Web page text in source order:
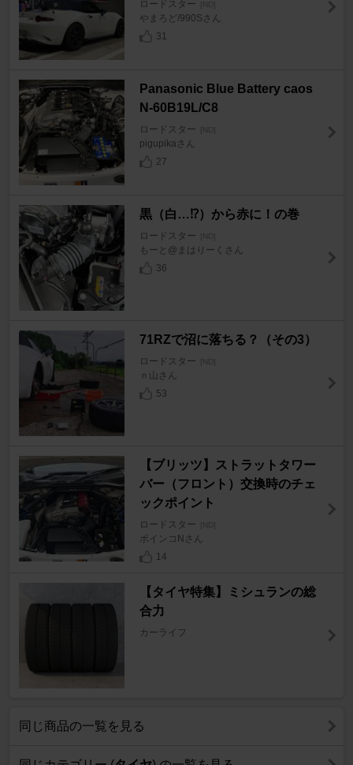
ロードスター [ND]
やまろど/990Sさん
31
Panasonic Blue Battery caos
N-60B19L/C8
ロードスター [ND]
pigupikaさん
27
黒（白…⁉）から赤に！の巻
ロードスター [ND]
もーと@まはりーくさん
36
71RZで沼に落ちる？（その3）
ロードスター [ND]
ｎ山さん
53
【ブリッツ】ストラットタワー
バー（フロント）交換時のチェ
ックポイント
ロードスター [ND]
ポインコNさん
14
【タイヤ特集】ミシュランの総
合力
カーライフ
同じ商品の一覧を見る